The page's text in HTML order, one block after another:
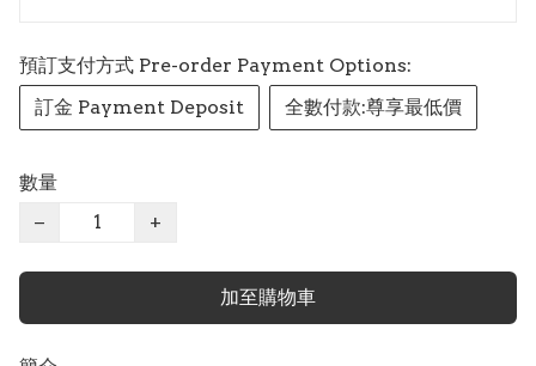
預訂支付方式 Pre-order Payment Options:
訂金 Payment Deposit
全數付款:尊享最低價
數量
−
+
加至購物車